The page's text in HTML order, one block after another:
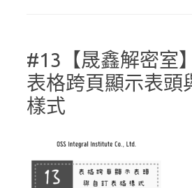
#13【晟鑫解密室
表格跨頁顯示表頭
樣式